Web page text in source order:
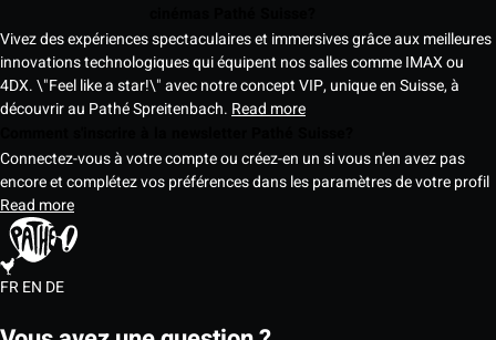
Vivez des expériences spectaculaires et immersives grâce aux meilleures
innovations technologiques qui équipent nos salles comme IMAX ou
4DX. \"Feel like a star!\" avec notre concept VIP, unique en Suisse, à
découvrir au Pathé Spreitenbach. Read more
Connectez-vous à votre compte ou créez-en un si vous n'en avez pas
encore et complétez vos préférences dans les paramètres de votre profil
Read more
FREN DE